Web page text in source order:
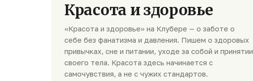
Красота и здоровье
«Красота и здоровье» на Клубере — о заботе о
себе без фанатизма и давления. Пишем о здоровых
привычках, сне и питании, уходе за собой и принятии
своего тела. Красота здесь начинается с
самочувствия, а не с чужих стандартов.